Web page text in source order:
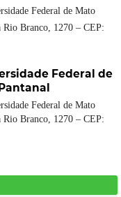
Federal de Mato
Rio Branco, 1270 – CEP:
Federal de
Federal de Mato
Rio Branco, 1270 – CEP: